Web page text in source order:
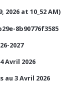
at 10_52 AM)
8b90776f3585
2027
Avril 2026
au 3 Avril 2026